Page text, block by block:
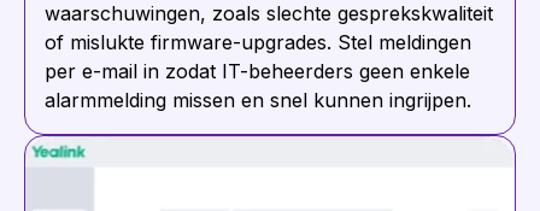
waarschuwingen, zoals slechte gesprekskwaliteit
of mislukte firmware-upgrades. Stel meldingen
per e-mail in zodat IT-beheerders geen enkele
alarmmelding missen en snel kunnen ingrijpen.